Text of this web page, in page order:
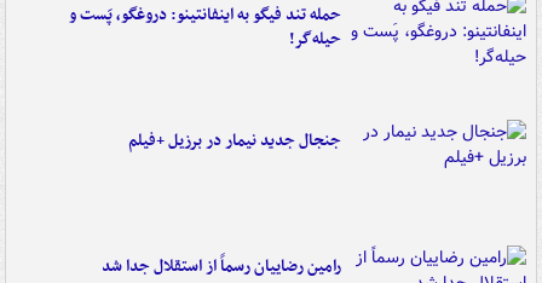
حمله تند فیگو به اینفانتینو: دروغگو، پَست‌ و
حیله‌گر!
جنجال جدید نیمار در برزیل +فیلم
رامین رضاییان رسماً از استقلال جدا شد